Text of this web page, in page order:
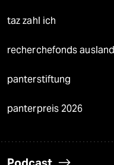
taz zahl ich
recherchefonds ausland
panterstiftung
panterpreis 2026